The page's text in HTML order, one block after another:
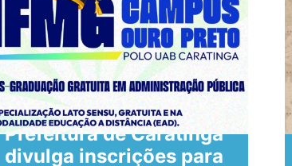
Prefeitura de Caratinga
divulga inscrições para